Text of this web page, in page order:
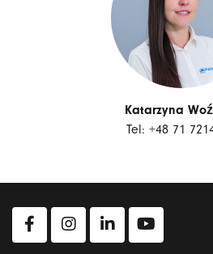
Katarzyna
Tel: +48 71